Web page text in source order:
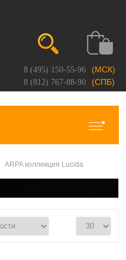
8 (495) 150-55-96 (МСК)
8 (812) 767-88-90 (СПБ)
ARPA коллекция Lucida